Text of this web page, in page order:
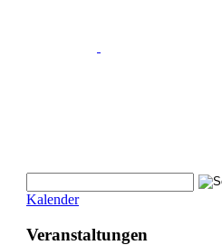
Kalender
Veranstaltungen